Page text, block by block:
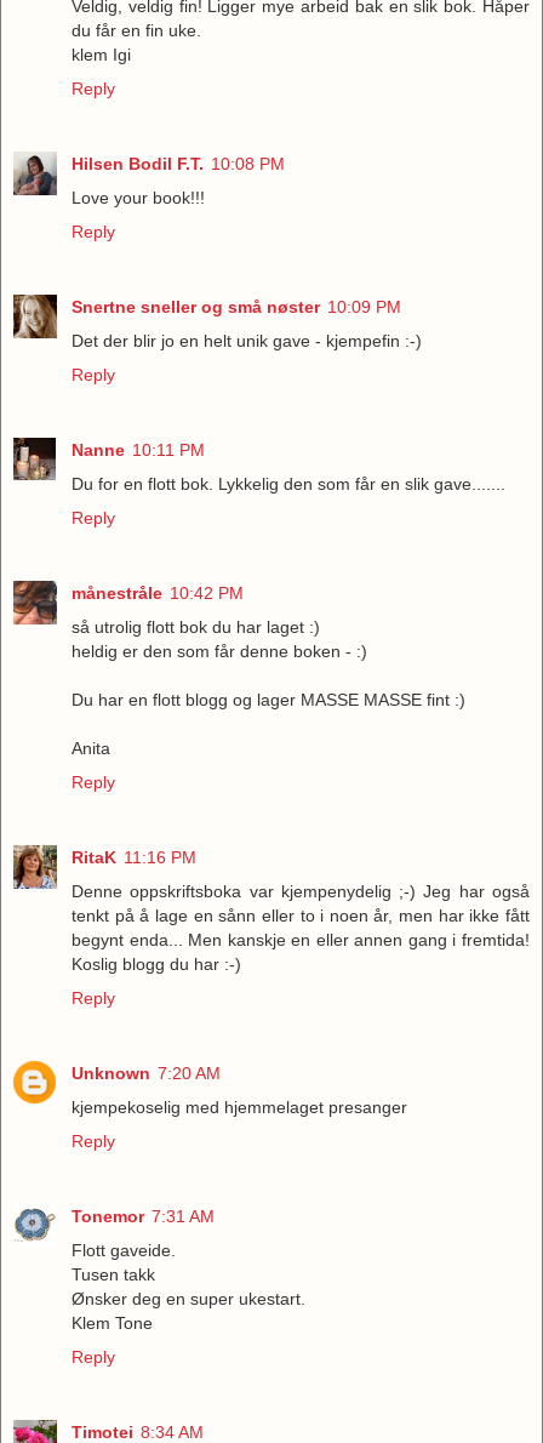
Veldig, veldig fin! Ligger mye arbeid bak en slik bok. Håper
du får en fin uke.
klem Igi
Reply
Hilsen Bodil F.T. 10:08 PM
Love your book!!!
Reply
Snertne sneller og små nøster 10:09 PM
Det der blir jo en helt unik gave - kjempefin :-)
Reply
Nanne 10:11 PM
Du for en flott bok. Lykkelig den som får en slik gave.......
Reply
månestråle 10:42 PM
så utrolig flott bok du har laget :)
heldig er den som får denne boken - :)
Du har en flott blogg og lager MASSE MASSE fint :)
Anita
Reply
RitaK 11:16 PM
Denne oppskriftsboka var kjempenydelig ;-) Jeg har også
tenkt på å lage en sånn eller to i noen år, men har ikke fått
begynt enda... Men kanskje en eller annen gang i fremtida!
Koslig blogg du har :-)
Reply
Unknown 7:20 AM
kjempekoselig med hjemmelaget presanger
Reply
Tonemor 7:31 AM
Flott gaveide.
Tusen takk
Ønsker deg en super ukestart.
Klem Tone
Reply
Timotei 8:34 AM